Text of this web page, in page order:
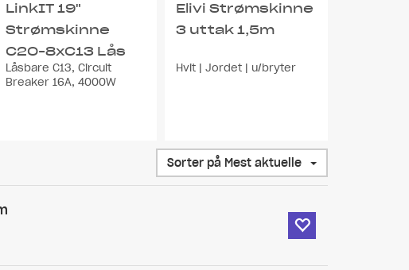
LinkIT 19"
Strømskinne
C20-8xC13 Lås
2m
Låsbare C13, Circuit
Breaker 16A, 4000W
Elivi Strømskinne
3 uttak 1,5m
Hvit | Jordet | u/bryter
Sorter på Mest aktuelle